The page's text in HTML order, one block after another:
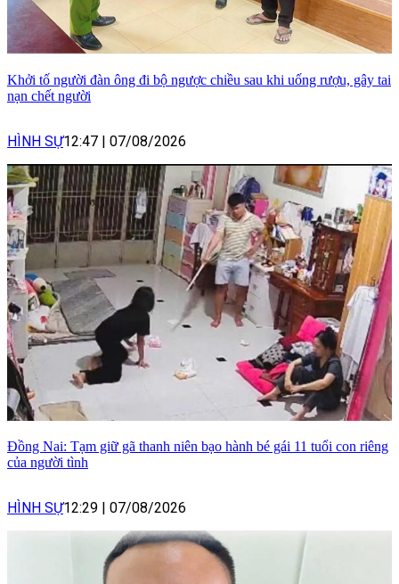
Khởi tố người đàn ông đi bộ ngược chiều sau khi uống rượu, gây tai
nạn chết người
HÌNH SỰ12:47 | 07/08/2026
Đồng Nai: Tạm giữ gã thanh niên bạo hành bé gái 11 tuổi con riêng
của người tình
HÌNH SỰ12:29 | 07/08/2026